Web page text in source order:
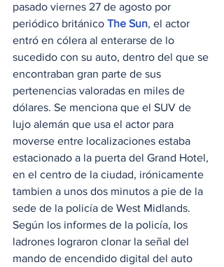
pasado viernes 27 de agosto por
periódico británico The Sun, el actor
entró en cólera al enterarse de lo
sucedido con su auto, dentro del que se
encontraban gran parte de sus
pertenencias valoradas en miles de
dólares. Se menciona que el SUV de
lujo alemán que usa el actor para
moverse entre localizaciones estaba
estacionado a la puerta del Grand Hotel,
en el centro de la ciudad, irónicamente
tambien a unos dos minutos a pie de la
sede de la policía de West Midlands.
Según los informes de la policía, los
ladrones lograron clonar la señal del
mando de encendido digital del auto